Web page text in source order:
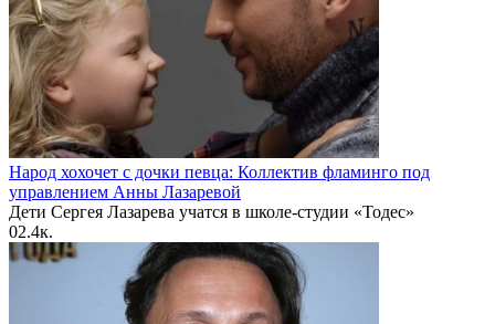
Народ хохочет с дочки певца: Коллектив фламинго под
управлением Анны Лазаревой
Дети Сергея Лазарева учатся в школе-студии «Тодес»
02.4к.